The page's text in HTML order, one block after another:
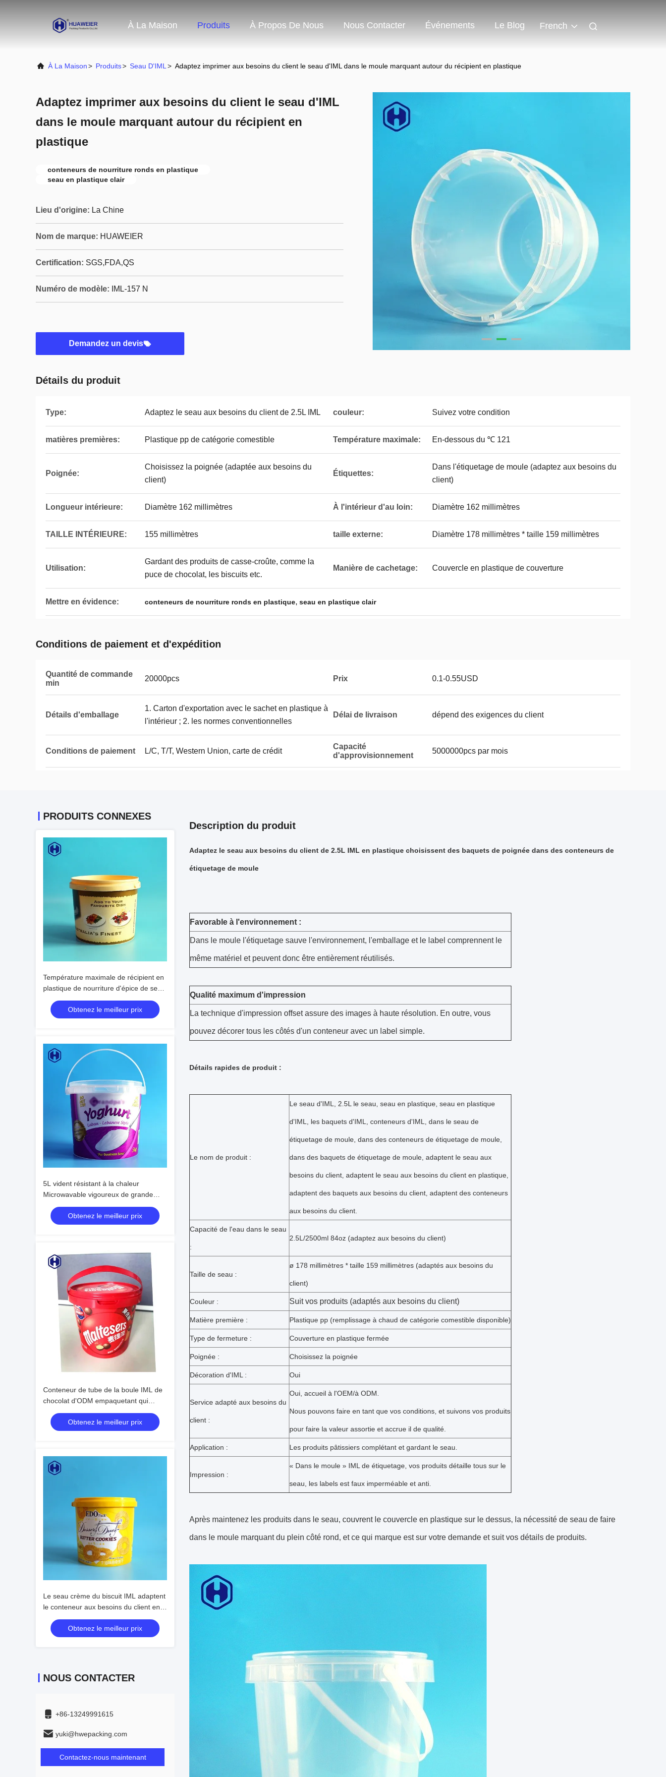
À La Maison Produits À Propos De Nous Nous Contacter Événements Le Blog French
À La Maison> Produits> Seau D'IML > Adaptez imprimer aux besoins du client le seau d'IML dans le moule marquant autour du récipient en plastique
Adaptez imprimer aux besoins du client le seau d'IML
dans le moule marquant autour du récipient en
plastique
conteneurs de nourriture ronds en plastique
seau en plastique clair
Lieu d'origine: La Chine
Nom de marque: HUAWEIER
Certification: SGS,FDA,QS
Numéro de modèle: IML-157 N
Demandez un devis
Détails du produit
Type: Adaptez le seau aux besoins du client de 2.5L IML couleur: Suivez votre condition
matières premières: Plastique pp de catégorie comestible Température maximale: En-dessous du ℃ 121
Poignée:
Choisissez la poignée (adaptée aux besoins du
client)
Étiquettes:
Dans l'étiquetage de moule (adaptez aux besoins du
client)
Longueur intérieure: Diamètre 162 millimètres À l'intérieur d'au loin: Diamètre 162 millimètres
TAILLE INTÉRIEURE: 155 millimètres taille externe: Diamètre 178 millimètres * taille 159 millimètres
Utilisation:
Gardant des produits de casse-croûte, comme la
puce de chocolat, les biscuits etc.
Manière de cachetage: Couvercle en plastique de couverture
Mettre en évidence: conteneurs de nourriture ronds en plastique, seau en plastique clair
Conditions de paiement et d'expédition
Quantité de commande
min
20000pcs Prix 0.1-0.55USD
Détails d'emballage
1. Carton d'exportation avec le sachet en plastique à
l'intérieur ; 2. les normes conventionnelles
Délai de livraison dépend des exigences du client
Conditions de paiement L/C, T/T, Western Union, carte de crédit
Capacité
d'approvisionnement
5000000pcs par mois
PRODUITS CONNEXES
Température maximale de récipient en
plastique de nourriture d'épice de seau
de BBQ IML au-dessous de 120℃
Obtenez le meilleur prix
5L vident résistant à la chaleur
Microwavable vigoureux de grande
capacité de seau d'IML
Obtenez le meilleur prix
Conteneur de tube de la boule IML de
chocolat d'ODM empaquetant qui
respecte l'environnement
MicrowavableObtenez le meilleur prix
Le seau crème du biscuit IML adaptent
le conteneur aux besoins du client en
plastique vide jaune de cylindre
Obtenez le meilleur prix
NOUS CONTACTER
+86-13249991615
yuki@hwepacking.com
Contactez-nous maintenant
Description du produit
Adaptez le seau aux besoins du client de 2.5L IML en plastique choisissent des baquets de poignée dans des conteneurs de
étiquetage de moule
Favorable à l'environnement :
Dans le moule l'étiquetage sauve l'environnement, l'emballage et le label comprennent le
même matériel et peuvent donc être entièrement réutilisés.
Qualité maximum d'impression
La technique d'impression offset assure des images à haute résolution. En outre, vous
pouvez décorer tous les côtés d'un conteneur avec un label simple.
Détails rapides de produit :
Le nom de produit :
Le seau d'IML, 2.5L le seau, seau en plastique, seau en plastique
d'IML, les baquets d'IML, conteneurs d'IML, dans le seau de
étiquetage de moule, dans des conteneurs de étiquetage de moule,
dans des baquets de étiquetage de moule, adaptent le seau aux
besoins du client, adaptent le seau aux besoins du client en plastique,
adaptent des baquets aux besoins du client, adaptent des conteneurs
aux besoins du client.
Capacité de l'eau dans le seau
:
2.5L/2500ml 84oz (adaptez aux besoins du client)
Taille de seau :
ø 178 millimètres * taille 159 millimètres (adaptés aux besoins du
client)
Couleur : Suit vos produits (adaptés aux besoins du client)
Matière première : Plastique pp (remplissage à chaud de catégorie comestible disponible)
Type de fermeture : Couverture en plastique fermée
Poignée : Choisissez la poignée
Décoration d'IML : Oui
Service adapté aux besoins du
client :
Oui, accueil à l'OEM/à ODM.
Nous pouvons faire en tant que vos conditions, et suivons vos produits
pour faire la valeur assortie et accrue il de qualité.
Application : Les produits pâtissiers complétant et gardant le seau.
Impression :
« Dans le moule » IML de étiquetage, vos produits détaille tous sur le
seau, les labels est faux imperméable et anti.
Après maintenez les produits dans le seau, couvrent le couvercle en plastique sur le dessus, la nécessité de seau de faire
dans le moule marquant du plein côté rond, et ce qui marque est sur votre demande et suit vos détails de produits.